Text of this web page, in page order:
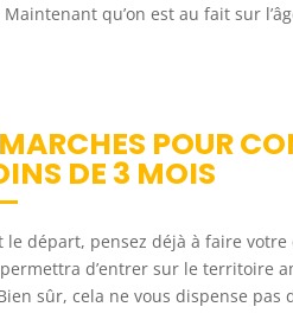
qu’on est au fait sur
POUR
DE 3 MOIS
le départ, pensez déjà à faire votre
d’entrer sur le territoire
sûr, cela ne vous dispense pas